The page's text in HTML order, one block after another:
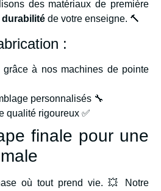
des matériaux de première
durabilité de votre enseigne. 🔨
:
grâce à nos machines de pointe
personnalisés 🔧
qualité rigoureux ✅
finale pour une
où tout prend vie. 💥 Notre